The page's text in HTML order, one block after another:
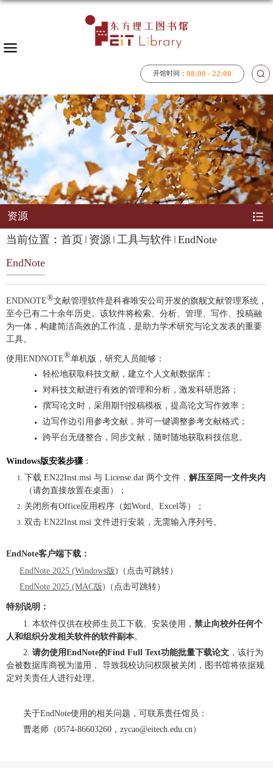
开馆时间： 08:00 - 22:00
资源
当前位置： 首页 资源 工具与软件 EndNote
EndNote
ENDNOTE®文献管理软件是科睿唯安公司开发的旗舰文献管理系统，
至今已有二十余年历史。该软件将检索、分析、管理、写作、投稿融
为一体，构建简洁高效的工作流，是助力学术研究与论文发表的重要
工具。
使用ENDNOTE®单机版，研究人员能够：
轻松地获取科技文献，建立个人文献数据库；
对科技文献进行有效的管理和分析，激发科研思路；
撰写论文时，采用期刊投稿模板，提高论文写作效率；
边写作边引用参考文献，并可一键调整参考文献格式；
跨平台无缝整合，同步文献，随时随地获取科技信息。
Windows版安装步骤 ：
下载 EN22Inst.msi 与 License.dat 两个文件， 解压至同一文件夹内
（请勿直接放置在桌面）；
关闭所有Office应用程序（如Word、 Excel等）；
双击 EN22Inst.msi 文件进行安装，无需输入序列号。
EndNote客户端下载：
EndNote 2025 (Windows版) （点击可跳转）
EndNote 2025 (MAC版) （点击可跳转）
特别说明：
1. 本软件仅供在校师生员工下载、安装使用， 禁止向校外任何个
人和组织分发相关软件的软件副本。
2. 请勿使用EndNote的Find Full Text功能批量下载论文 ，该行为
会被数据库商视为滥用， 导致我校访问权限被关闭，图书馆将依据规
定对关责任人进行处理。
关于EndNote使用的相关问题，可联系责任馆员：
曹老师（0574-86603260，zycao@eitech.edu.cn）